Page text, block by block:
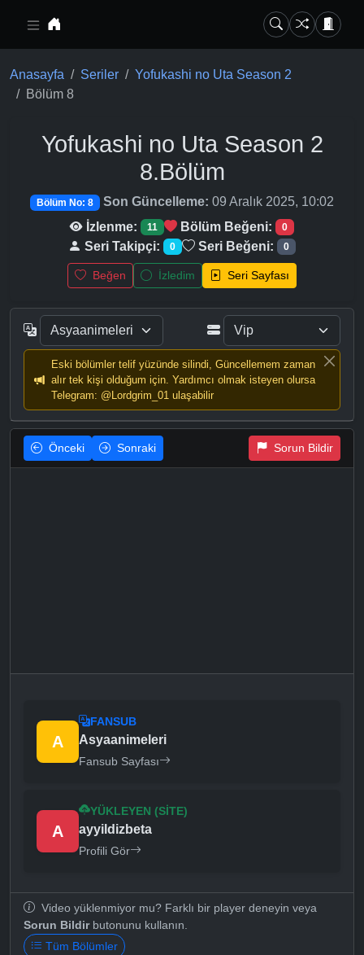
Anasayfa Seriler
Yofukashi no Uta Season 2
Bölüm 8
Yofukashi no Uta Season 2
8.Bölüm
Bölüm No: 8 Son Güncelleme: 09 Aralık 2025, 10:02
İzlenme:
11 Bölüm Beğeni: 0
Seri Takipçi: 0 Seri Beğeni: 0
Beğen İzledim Seri Sayfası
Eski bölümler telif yüzünde silindi, Güncellemem zaman
alır tek kişi olduğum için. Yardımcı olmak isteyen olursa
Telegram: @Lordgrim_01 ulaşabilir
Önceki Sonraki Sorun Bildir
A
FANSUB
Asyaanimeleri
Fansub Sayfası
A
YÜKLEYEN (SITE)
ayyildizbeta
Profili Gör
Video yüklenmiyor mu? Farklı bir player deneyin veya
Sorun Bildirbutonunu kullanın.
Tüm Bölümler